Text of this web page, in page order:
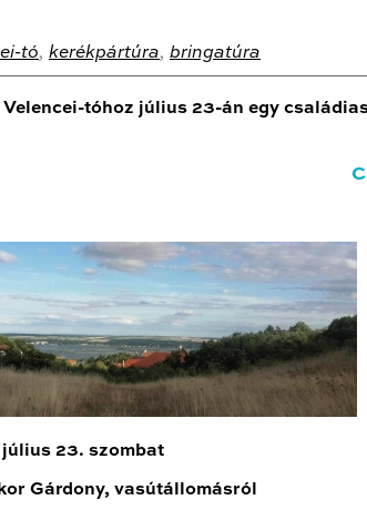
tó, kerékpártúra, bringatúra
Velencei-tóhoz július 23-án egy
23. szombat
Gárdony, vasútállomásról